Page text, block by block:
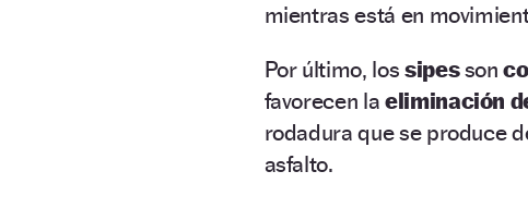
mientras está en
Por último, los sipesson
favorecen la eliminación
rodadura que se produce
asfalto.